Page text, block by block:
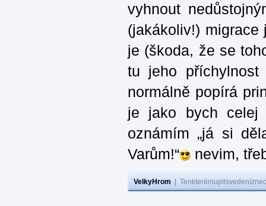
vyhnout
(jakákoliv!)
je (škoda, že se
tu jeho
normálně popírá
je jako bych celej
oznámím „já si
Varům!“
nevim,
VelkyHrom